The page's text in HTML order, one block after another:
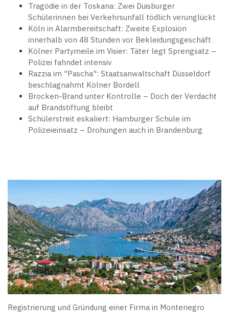
Tragödie in der Toskana: Zwei Duisburger
Schülerinnen bei Verkehrsunfall tödlich verunglückt
Köln in Alarmbereitschaft: Zweite Explosion
innerhalb von 48 Stunden vor Bekleidungsgeschäft
Kölner Partymeile im Visier: Täter legt Sprengsatz –
Polizei fahndet intensiv
Razzia im "Pascha": Staatsanwaltschaft Düsseldorf
beschlagnahmt Kölner Bordell
Brocken-Brand unter Kontrolle – Doch der Verdacht
auf Brandstiftung bleibt
Schülerstreit eskaliert: Hamburger Schule im
Polizeieinsatz – Drohungen auch in Brandenburg
Registrierung und Gründung einer Firma in Montenegro